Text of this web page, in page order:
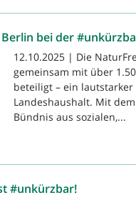
bei der
12.10.2025 | Die
gemeinsam mit über
beteiligt – ein
Landeshaushalt. Mit
Bündnis aus sozialen,...
#unkürzbar!